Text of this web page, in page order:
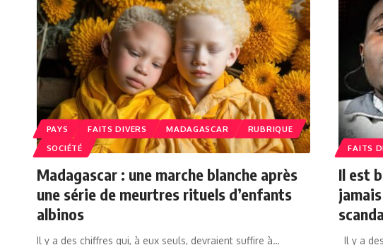
PAYS FAITS DIVERS MADAGASCAR
RUBRIQUE
SOCIÉTÉ
Madagascar : une marche blanche après
une série de meurtres rituels d’enfants
albinos
Il y a des chiffres qui, à eux seuls, devraient suffire à…
FAITS
Il est
Il y a